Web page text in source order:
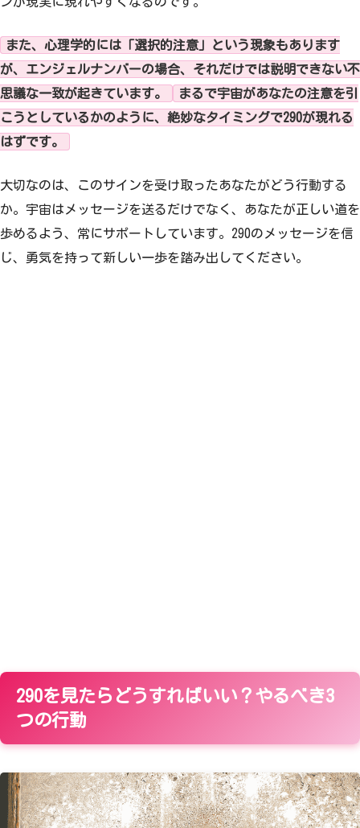
また、心理学的には「選択的注意」という現象もあります
が、エンジェルナンバーの場合、それだけでは説明できない不
思議な一致が起きています。
まるで宇宙があなたの注意を引
こうとしているかのように、絶妙なタイミングで290が現れる
はずです。
大切なのは、このサインを受け取ったあなたがどう行動する
か。宇宙はメッセージを送るだけでなく、あなたが正しい道を
歩めるよう、常にサポートしています。290のメッセージを信
じ、勇気を持って新しい一歩を踏み出してください。
290を見たらどうすればいい？やるべき3
つの行動